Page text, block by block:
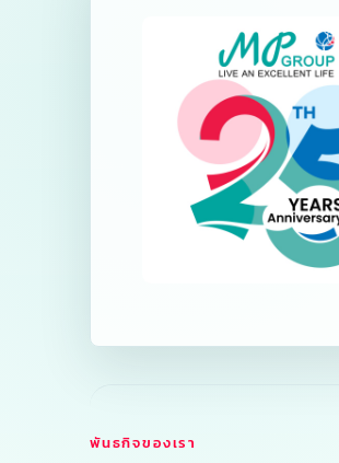
25
เชี่
อน
กว่า
พันธกิจของเรา